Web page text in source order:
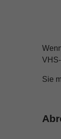
Sie